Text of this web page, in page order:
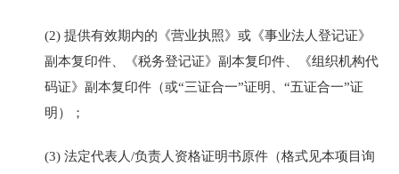
(2)提供有效期内的《营业执照》或《事业法人登记证》
副本复印件、《税务登记证》副本复印件、《组织机构代
码证》副本复印件（或“三证合一”证明、“五证合一”证
明）
；
(3)法定代表人/负责人资格证明书原件（格式见本项目询